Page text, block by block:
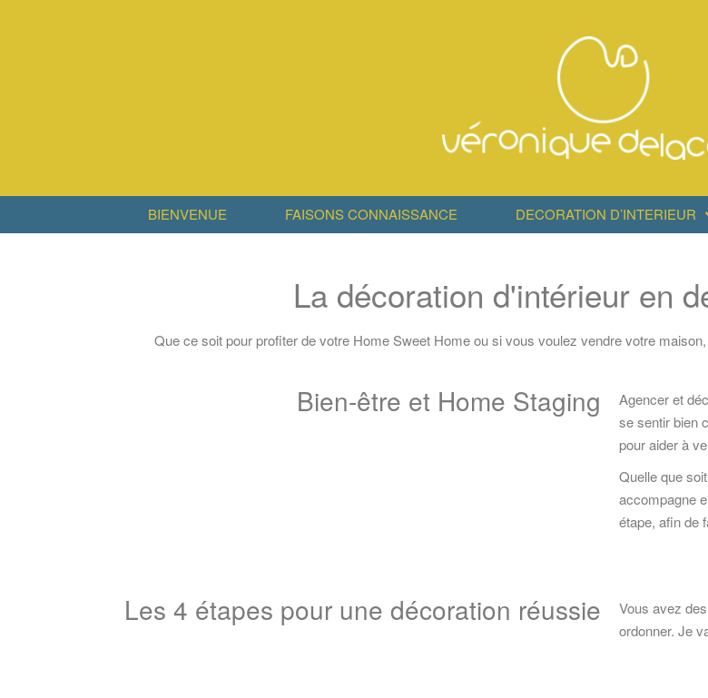
BIENVENUE FAISONS CONNAISSANCE DECORATION D’INTERIEUR
La décoration d'intérieur en
Que ce soit pour profiter de votre Home Sweet Home ou si vous voulez vendre votre
Bien-être et Home Staging
Agencer et
se sentir bien
pour aider à
Quelle que
accompagne
étape, afin de
Les 4 étapes pour une décoration réussie
Vous avez
ordonner. Je